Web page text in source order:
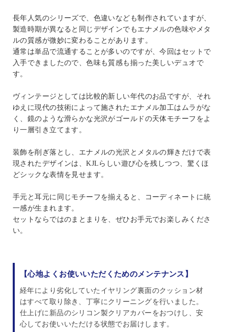
長年人気のシリーズで、色違いなども制作されていますが、
製造時期が異なると同じデザインでもエナメルの色味やメタ
ルの質感が微妙に変わることがあります。
通常は単品で流通することが多いのですが、今回はセットで
入手できましたので、色味も質感も揃った美しいデュオで
す。
ヴィンテージとしては比較的新しい年代のお品ですが、それ
ゆえに現代の技術によって施されたエナメル加工はムラがな
く、鏡のような滑らかな光沢がゴールドの天体モチーフをよ
り一層引き立てます。
装飾を削ぎ落とし、エナメルの光沢とメタルの輝きだけで表
現されたデザインは、KJLらしい遊び心を残しつつ、驚くほ
どシックな表情を見せます。
手元と耳元に同じモチーフを揃えると、コーディネートに統
一感が生まれます。
セットならではのまとまりを、ぜひお手元でお楽しみくださ
い。
【心地よくお使いいただくためのメンテナンス】
経年により劣化していたイヤリング裏面のクッション材
はすべて取り除き、丁寧にクリーニングを行いました。
仕上げに新品のシリコン製クリアカバーをおつけし、安
心してお使いいただける状態でお届けします。